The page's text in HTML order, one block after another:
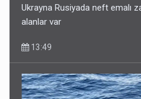
Ukrayna Rusiyada neft emalı
alanlar var
13:49